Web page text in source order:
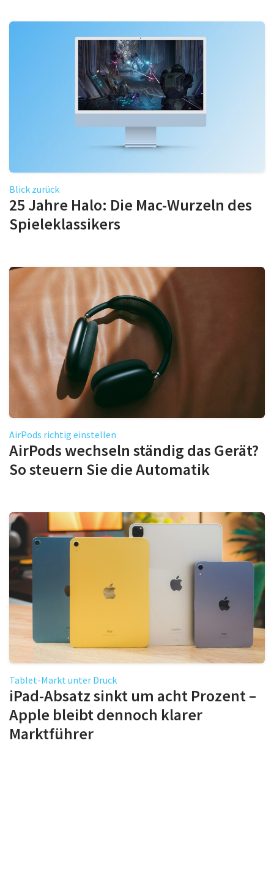
Blick zurück
25 Jahre Halo: Die Mac-Wurzeln des
Spieleklassikers
AirPods richtig einstellen
AirPods wechseln ständig das Gerät?
So steuern Sie die Automatik
Tablet-Markt unter Druck
iPad-Absatz sinkt um acht Prozent –
Apple bleibt dennoch klarer
Marktführer